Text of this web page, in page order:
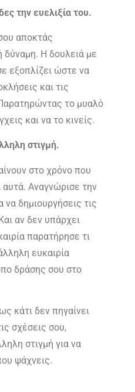
την ευελιξία του.
αποκτάς
δύναμη. Η δουλειά με
εξοπλίζει ώστε να
και τις
το μυαλό
και να το κινείς.
στιγμή.
στο χρόνο που
αυτά. Αναγνώρισε την
να δημιουργήσεις τις
αν δεν υπάρχει
παρατήρησε τι
ευκαιρία
δράσης σου στο
κάτι δεν πηγαίνει
σχέσεις σου,
στιγμή για να
ψάχνεις.